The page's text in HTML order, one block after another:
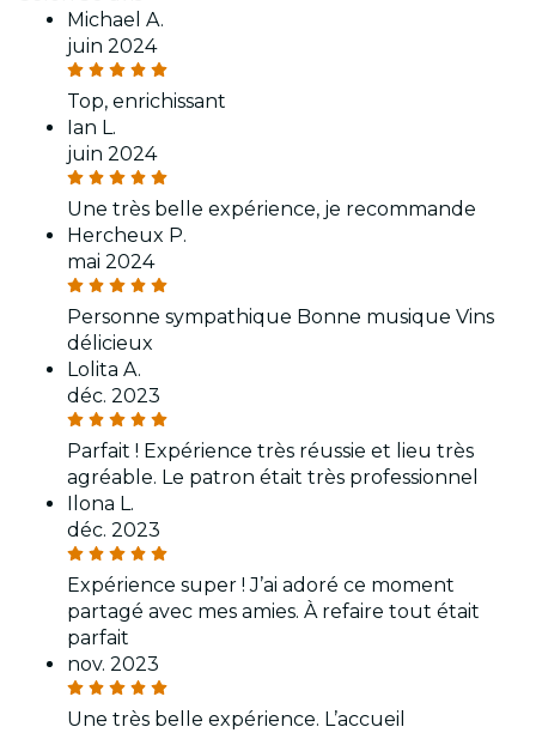
Michael A.
juin 2024
Top, enrichissant
Ian L.
juin 2024
Une très belle expérience, je recommande
Hercheux P.
mai 2024
Personne sympathique Bonne musique Vins
délicieux
Lolita A.
déc. 2023
Parfait ! Expérience très réussie et lieu très
agréable. Le patron était très professionnel
Ilona L.
déc. 2023
Expérience super ! J’ai adoré ce moment
partagé avec mes amies. À refaire tout était
parfait
nov. 2023
Une très belle expérience. L’accueil